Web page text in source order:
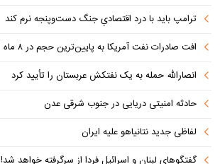
ترامپ باید با درد اقتصادیِ جنگ دست‌و‌پنجه نرم کند
افت صادرات نفت آمریکا به پایین‌ترین حجم در ۸ ماه اخیر
انصارالله حمله به یک نفتکش عربستان را تأیید کرد
حادثه امنیتی دریایی در جنوب شرقی عدن
لفاظی جدید نتانیاهو علیه ایران
گفتگوهای لبنان و اسرائیل فردا از سرگرفته خواهد شد!